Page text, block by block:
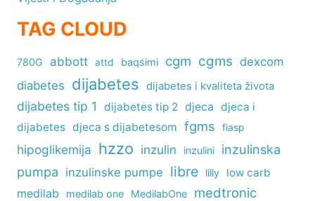
TAG CLOUD
780G abbott attd baqsimi cgm cgms dexcom
diabetes dijabetes dijabetes i kvaliteta života
dijabetes tip 1 dijabetes tip 2 djeca djeca i
dijabetes djeca s dijabetesom fgms fiasp
hipoglikemija hzzo inzulin inzulini
inzulinska
pumpa inzulinske pumpe libre lilly low carb
medilab medilab one MedilabOne medtronic